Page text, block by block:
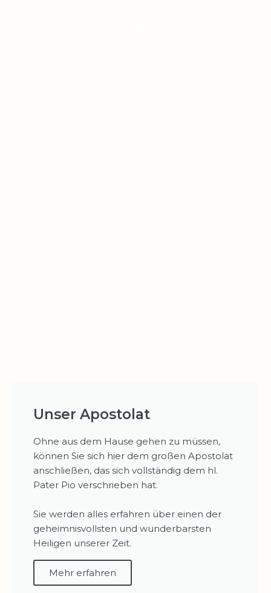
Unser Apostolat
Ohne aus dem Hause gehen zu müssen,
können Sie sich hier dem großen Apostolat
anschließen, das sich vollständig dem hl.
Pater Pio verschrieben hat.
Sie werden alles erfahren über einen der
geheimnisvollsten und wunderbarsten
Heiligen unserer Zeit.
Mehr erfahren